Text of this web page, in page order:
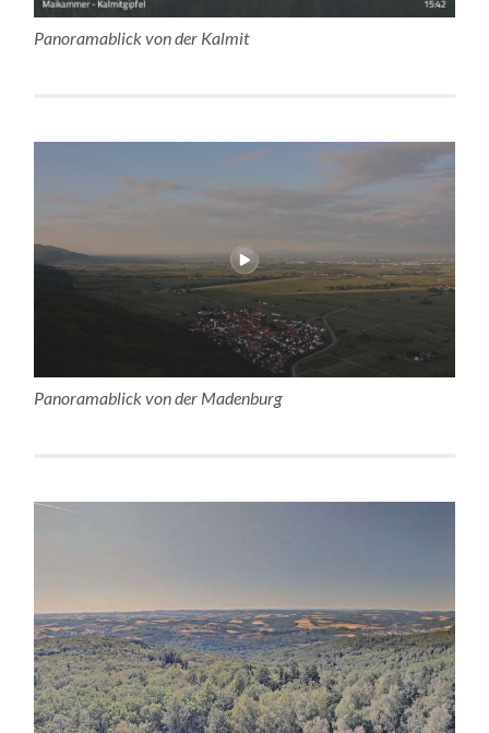
Panoramablick von der Kalmit
Panoramablick von der Madenburg